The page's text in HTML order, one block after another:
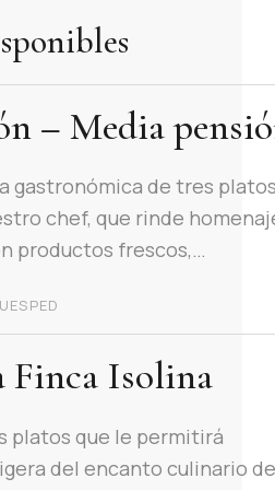
– Media
gastronómica de tres
chef, que rinde
productos frescos,…
Finca Isolina
platos que le permitirá
del encanto culinario de